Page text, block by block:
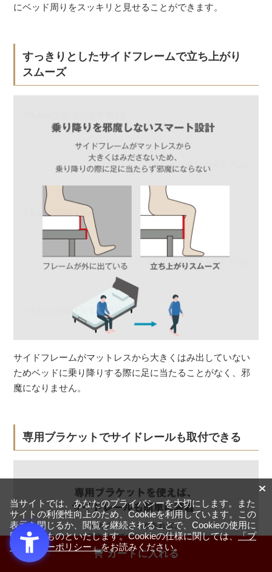
カートに入れる
にベッド周りをスッキリと見せることができます。
すっきりとしたサイドフレームで立ち上がり
スムーズ
サイドフレームがマットレスから大きくはみ出していない
ためベッドに乗り降りする際に足に当たることがなく、邪
魔になりません。
専用ブラケットでサイドレールも取付できる
当サイトでは、あなたのプライバシーを大切にします。また
サイトの利便性向上のため、Cookieを利用しています。この
表示を閉じるか、閲覧を継続されることで、Cookieの使用に
同意するものといたします。Cookieの仕様に関しては、「プ
ライバシーポリシー」をお読みください。